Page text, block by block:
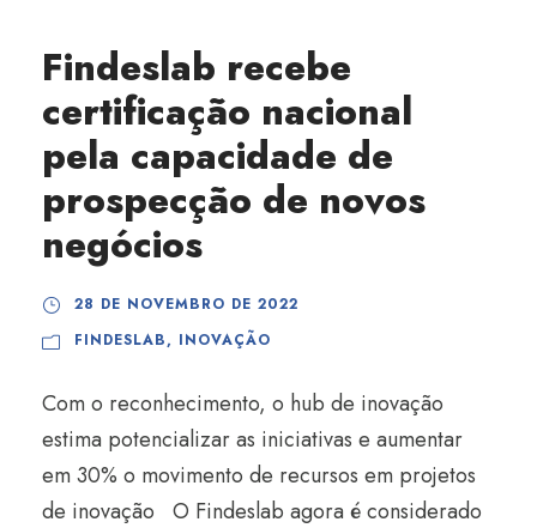
Findeslab recebe
certificação nacional
pela capacidade de
prospecção de novos
negócios
28 DE NOVEMBRO DE 2022
FINDESLAB, INOVAÇÃO
Com o reconhecimento, o hub de inovação
estima potencializar as iniciativas e aumentar
em 30% o movimento de recursos em projetos
de inovação O Findeslab agora é considerado